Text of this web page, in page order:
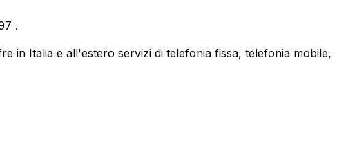
.
in Italia e all'estero servizi di telefonia fissa, telefonia mobile,